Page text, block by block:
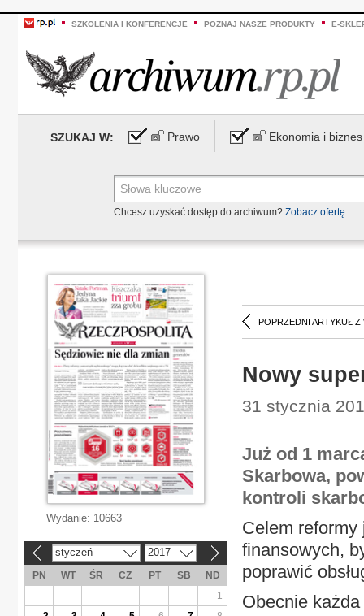
SZKOLENIA I KONFERENCJE POZNAJ NASZE PRODUKTY E-
SZUKAJ W: Prawo Ekonomia i biznes
Chcesz uzyskać dostęp do archiwum? Zobacz ofertę
POPRZEDNI ARTYKUŁ Z
Nowy
31 stycznia
Już od 1
Skarbowa,
kontroli
Celem
finansowych,
poprawić
Obecnie każda
Wydanie: 10663
styczeń 2017
PN WT ŚR CZ PT SB
ND
1